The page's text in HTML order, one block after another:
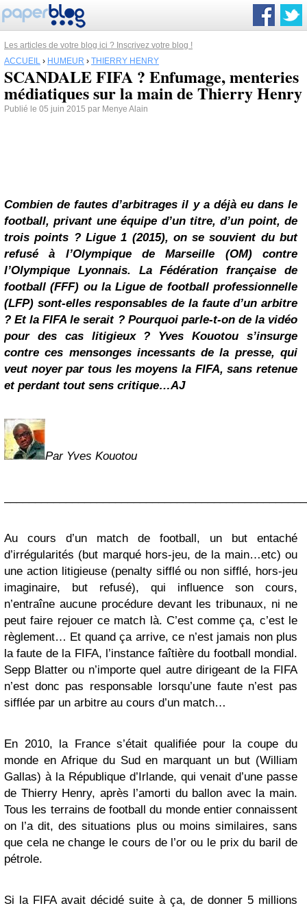
Les articles de votre blog ici ? Inscrivez votre blog !
ACCUEIL › HUMEUR › THIERRY HENRY
SCANDALE FIFA ? Enfumage, menteries
médiatiques sur la main de Thierry Henry
Publié le 05 juin 2015 par Menye Alain
Combien de fautes d’arbitrages il y a déjà eu dans le
football, privant une équipe d’un titre, d’un point, de
trois points ? Ligue 1 (2015), on se souvient du but
refusé à l’Olympique de Marseille (OM) contre
l’Olympique Lyonnais. La Fédération française de
football (FFF) ou la Ligue de football professionnelle
(LFP) sont-elles responsables de la faute d’un arbitre
? Et la FIFA le serait ? Pourquoi parle-t-on de la vidéo
pour des cas litigieux ? Yves Kouotou s’insurge
contre ces mensonges incessants de la presse, qui
veut noyer par tous les moyens la FIFA, sans retenue
et perdant tout sens critique…AJ
Par Yves Kouotou
Au cours d’un match de football, un but entaché
d’irrégularités (but marqué hors-jeu, de la main…etc) ou
une action litigieuse (penalty sifflé ou non sifflé, hors-jeu
imaginaire, but refusé), qui influence son cours,
n’entraîne aucune procédure devant les tribunaux, ni ne
peut faire rejouer ce match là. C’est comme ça, c’est le
règlement… Et quand ça arrive, ce n’est jamais non plus
la faute de la FIFA, l’instance faîtière du football mondial.
Sepp Blatter ou n’importe quel autre dirigeant de la FIFA
n’est donc pas responsable lorsqu’une faute n’est pas
sifflée par un arbitre au cours d’un match…
En 2010, la France s’était qualifiée pour la coupe du
monde en Afrique du Sud en marquant un but (William
Gallas) à la République d’Irlande, qui venait d’une passe
de Thierry Henry, après l’amorti du ballon avec la main.
Tous les terrains de football du monde entier connaissent
on l’a dit, des situations plus ou moins similaires, sans
que cela ne change le cours de l’or ou le prix du baril de
pétrole.
Si la FIFA avait décidé suite à ça, de donner 5 millions